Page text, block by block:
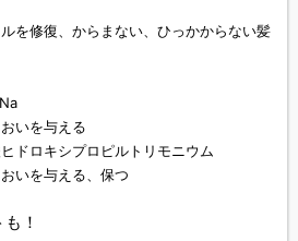
を修復、からまない、ひっかからない髪
いを与える
ロキシプロピルトリモニウム
いを与える、保つ
！